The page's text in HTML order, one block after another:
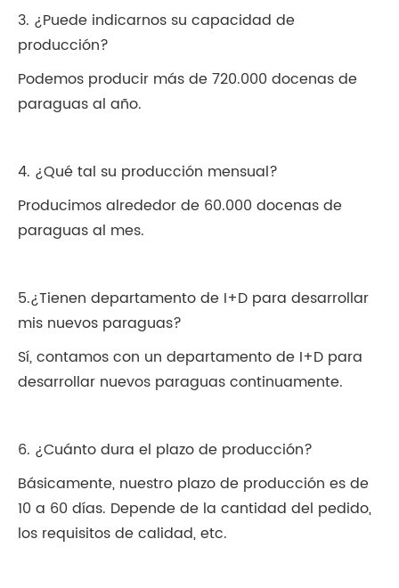
3. ¿Puede indicarnos su capacidad de
producción?
Podemos producir más de 720.000 docenas de
paraguas al año.
4. ¿Qué tal su producción mensual?
Producimos alrededor de 60.000 docenas de
paraguas al mes.
5.¿Tienen departamento de I+D para desarrollar
mis nuevos paraguas?
Sí, contamos con un departamento de I+D para
desarrollar nuevos paraguas continuamente.
6. ¿Cuánto dura el plazo de producción?
Básicamente, nuestro plazo de producción es de
10 a 60 días. Depende de la cantidad del pedido,
los requisitos de calidad, etc.